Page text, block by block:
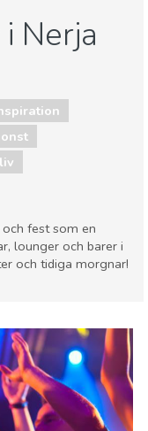
i Nerja
fest som en
lounger och barer i
och tidiga morgnar!